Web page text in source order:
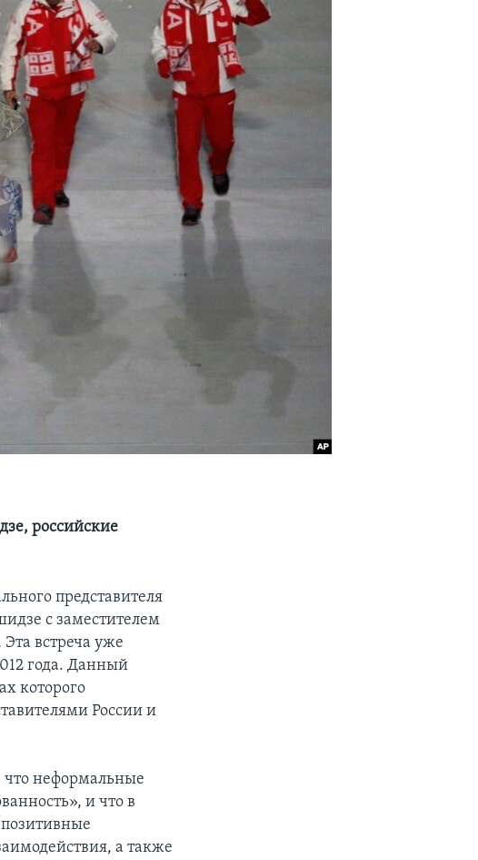
российские
представителя
с заместителем
встреча уже
года. Данный
которого
России и
что неформальные
и что в
а также